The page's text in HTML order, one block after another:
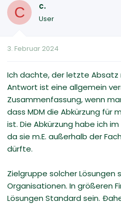
C c.
User
3. Februar 2024
Ich dachte, der letzte
Antwort ist eine allgemein
Zusammenfassung, wenn
dass MDM die Abkürzung für
ist. Die Abkürzung habe ich
da sie m.E. außerhalb der
dürfte.
Zielgruppe solcher Lösungen
Organisationen. In größeren
Lösungen Standard sein.